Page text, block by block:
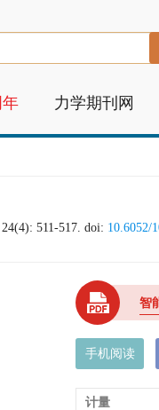
力学期刊网
511-517. doi: 10.6052/
智
手机阅读
计量